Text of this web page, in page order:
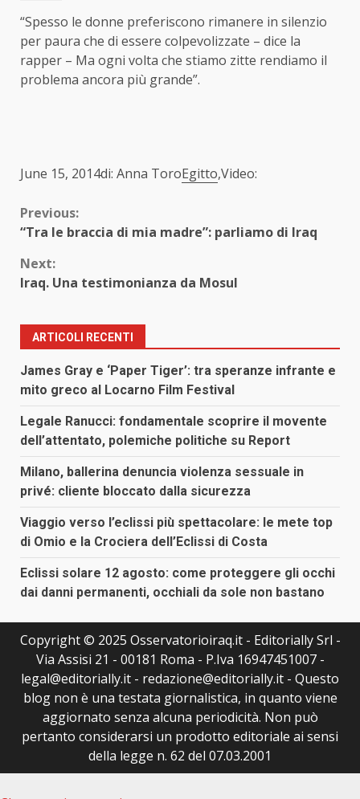
“Spesso le donne preferiscono rimanere in silenzio
per paura che di essere colpevolizzate – dice la
rapper – Ma ogni volta che stiamo zitte rendiamo il
problema ancora più grande”.
June 15, 2014di: Anna ToroEgitto,Video:
Continue
Previous:
“Tra le braccia di mia madre”: parliamo di Iraq
Next:
Iraq. Una testimonianza da Mosul
ARTICOLI RECENTI
James Gray e ‘Paper Tiger’: tra speranze infrante e
mito greco al Locarno Film Festival
Legale Ranucci: fondamentale scoprire il movente
dell’attentato, polemiche politiche su Report
Milano, ballerina denuncia violenza sessuale in
privé: cliente bloccato dalla sicurezza
Viaggio verso l’eclissi più spettacolare: le mete top
di Omio e la Crociera dell’Eclissi di Costa
Eclissi solare 12 agosto: come proteggere gli occhi
dai danni permanenti, occhiali da sole non bastano
Copyright © 2025 Osservatorioiraq.it - Editorially Srl -
Via Assisi 21 - 00181 Roma - P.Iva 16947451007 -
legal@editorially.it - redazione@editorially.it - Questo
blog non è una testata giornalistica, in quanto viene
aggiornato senza alcuna periodicità. Non può
pertanto considerarsi un prodotto editoriale ai sensi
della legge n. 62 del 07.03.2001